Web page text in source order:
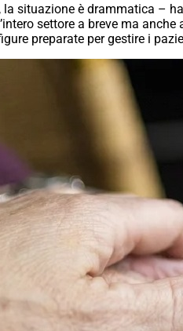
situazione è drammatica –
settore a breve ma
preparate per gestire i